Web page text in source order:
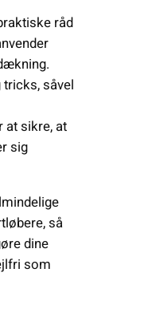
råd
såvel
at sikre, at
sig
så
dine
som